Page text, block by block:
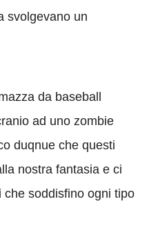
svolgevano un
da baseball
ad uno zombie
duqnue che questi
nostra fantasia e ci
che soddisfino ogni tipo